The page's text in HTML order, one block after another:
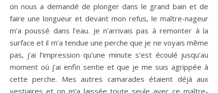
on nous a demandé de plonger dans le grand bain et de
faire une longueur et devant mon refus, le maître-nageur
m’a poussé dans l’eau. Je n’arrivais pas à remonter à la
surface et il m’a tendue une perche que je ne voyais même
pas, j’ai l’impression qu’une minute s’est écoulé jusqu’au
moment où j’ai enfin sentie et que je me suis agrippée à
cette perche. Mes autres camarades étaient déjà aux